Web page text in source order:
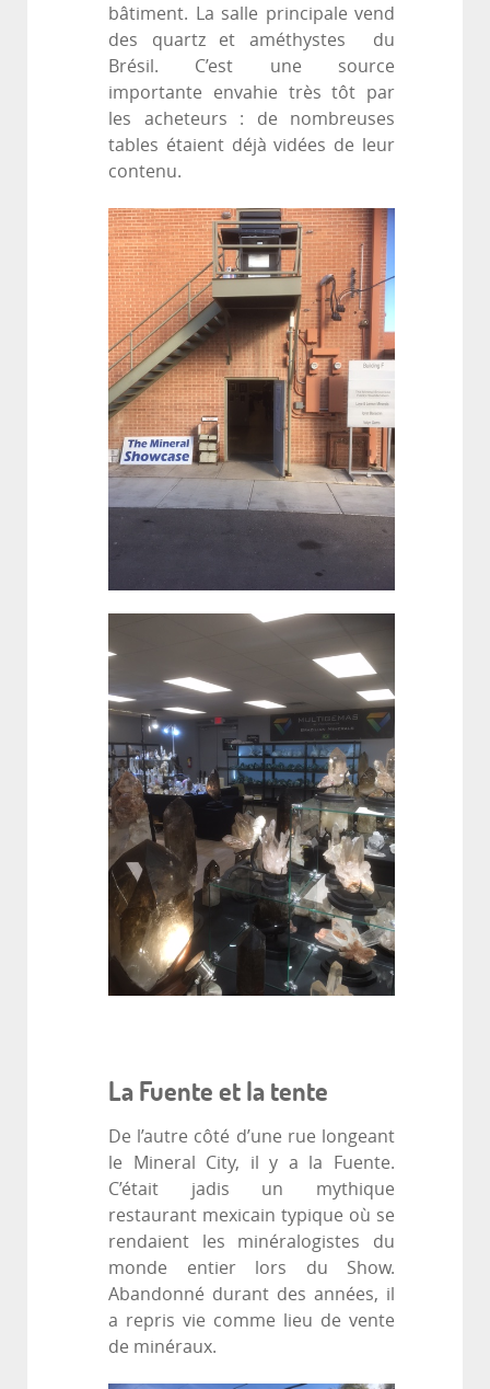
bâtiment. La salle principale vend
des quartz et améthystes du
Brésil. C’est une source
importante envahie très tôt par
les acheteurs : de nombreuses
tables étaient déjà vidées de leur
contenu.
La Fuente et la tente
De l’autre côté d’une rue longeant
le Mineral City, il y a la Fuente.
C’était jadis un mythique
restaurant mexicain typique où se
rendaient les minéralogistes du
monde entier lors du Show.
Abandonné durant des années, il
a repris vie comme lieu de vente
de minéraux.